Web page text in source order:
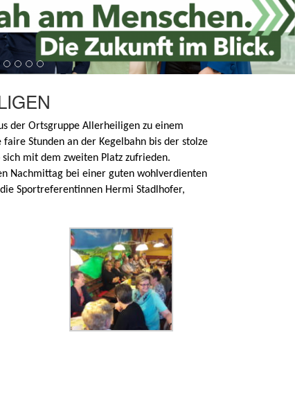
der Ortsgruppe Allerheiligen zu einem
Stunden an der Kegelbahn bis der stolze
mit dem zweiten Platz zufrieden.
Nachmittag bei einer guten wohlverdienten
Sportreferentinnen Hermi Stadlhofer,